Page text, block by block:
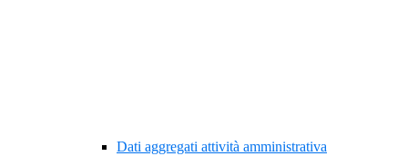
Dati aggregati attività amministrativa